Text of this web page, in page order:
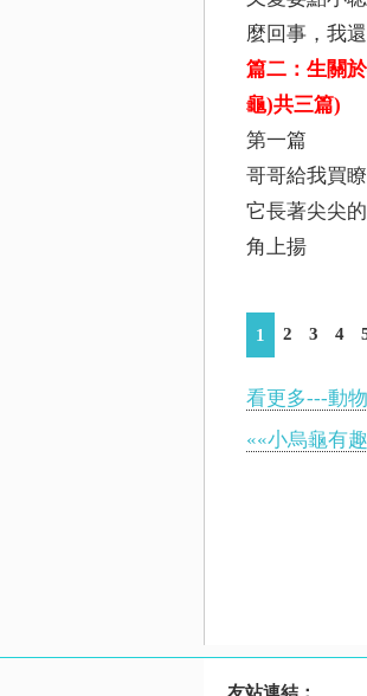
麼回事，我
篇二：生關
龜)共三篇)
第一篇
哥哥給我買
它長著尖尖
角上揚
1 2 3 4
看更多---動
««小烏龜有